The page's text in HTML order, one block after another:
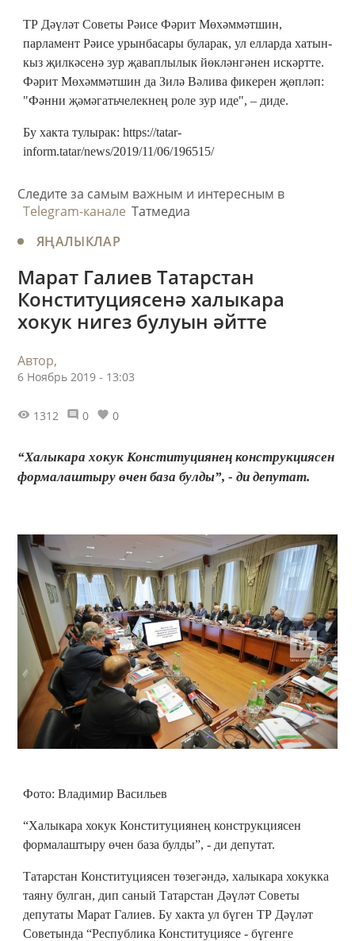
ТР Дәүләт Советы Рәисе Фәрит Мөхәммәтшин,
парламент Рәисе урынбасары буларак, ул елларда хатын-
кыз җилкәсенә зур җаваплылык йөкләнгәнен искәртте.
Фәрит Мөхәммәтшин да Зилә Вәлива фикерен җөпләп:
"Фәнни җәмәгатьчелекнең роле зур иде", – диде.
Бу хакта тулырак: https://tatar-
inform.tatar/news/2019/11/06/196515/
Следите за самым важным и интересным в
Telegram-канале Татмедиа
ЯҢАЛЫКЛАР
Марат Галиев Татарстан
Конституциясенә халыкара
хокук нигез булуын әйтте
Автор,
6 Ноябрь 2019 - 13:03
1312 0 0
“Халыкара хокук Конституциянең конструкциясен
формалаштыру өчен база булды”, - ди депутат.
Фото: Владимир Васильев
“Халыкара хокук Конституциянең конструкциясен
формалаштыру өчен база булды”, - ди депутат.
Татарстан Конституциясен төзегәндә, халыкара хокукка
таяну булган, дип саный Татарстан Дәүләт Советы
депутаты Марат Галиев. Бу хакта ул бүген ТР Дәүләт
Советында “Республика Конституциясе - бүгенге